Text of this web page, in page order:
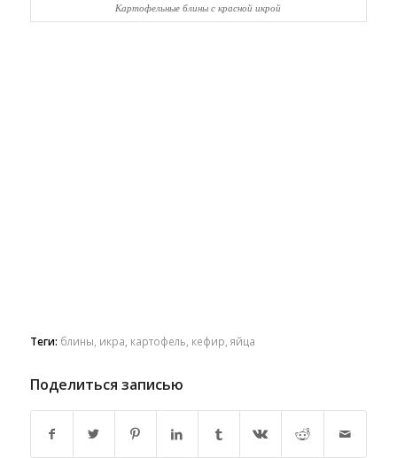
Картофельные блины с красной икрой
Теги: блины икра картофель кефир яйца
Поделиться записью